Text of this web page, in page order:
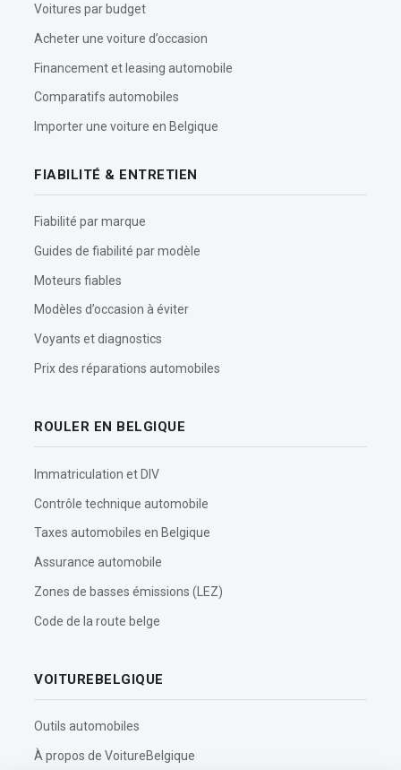
Voitures par budget
Acheter une voiture d’occasion
Financement et leasing automobile
Comparatifs automobiles
Importer une voiture en Belgique
FIABILITÉ & ENTRETIEN
Fiabilité par marque
Guides de fiabilité par modèle
Moteurs fiables
Modèles d’occasion à éviter
Voyants et diagnostics
Prix des réparations automobiles
ROULER EN BELGIQUE
Immatriculation et DIV
Contrôle technique automobile
Taxes automobiles en Belgique
Assurance automobile
Zones de basses émissions (LEZ)
Code de la route belge
VOITUREBELGIQUE
Outils automobiles
À propos de VoitureBelgique